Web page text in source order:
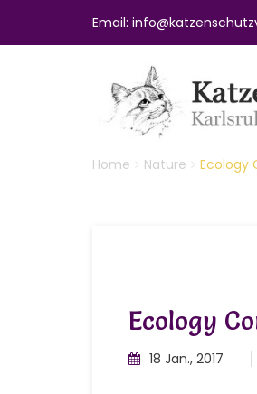
Email:
Home Nature Ecology
Ecology
18 Jan., 2017